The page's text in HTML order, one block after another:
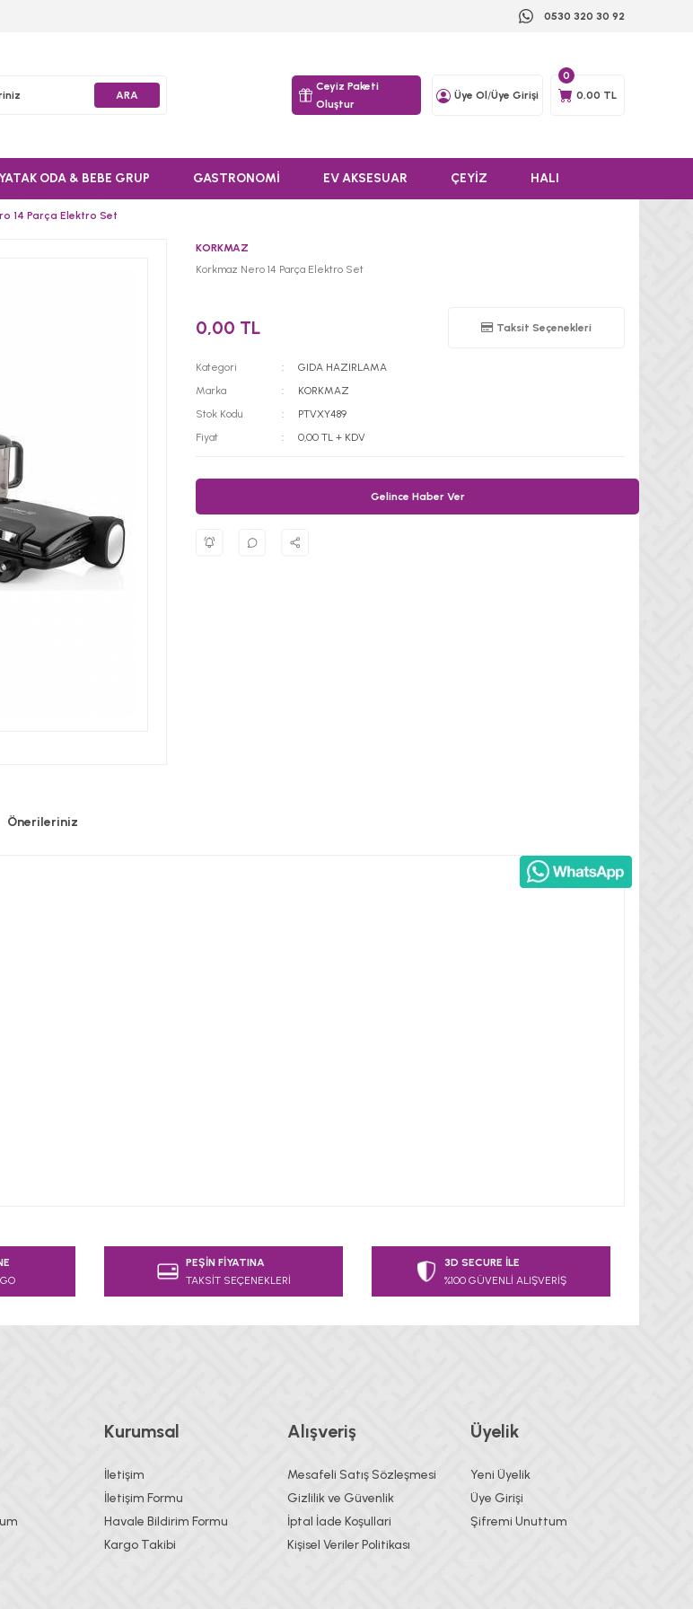
0530 320 30 92
ARA
Ceyiz Paketi
Oluştur
Üye Ol /Üye Girişi 0,00 TL
0
YATAK ODA & BEBE GRUP GASTRONOMİ EV AKSESUAR ÇEYİZ HALI
14 Parça Elektro Set
KORKMAZ
Korkmaz Nero 14 Parça Elektro Set
0,00 TL Taksit Seçenekleri
Kategori
GIDA HAZIRLAMA
Marka
KORKMAZ
Stok Kodu
PTVXY489
Fiyat
0,00 TL + KDV
Gelince Haber Ver
Önerileriniz
Bu ürüne ilk yorumu siz yapın!
Yorum Yaz
gördüğünüz noktaları öneri formunu kullanarak tarafımıza iletebilirsiniz.
Gönder
PEŞİN FİYATINA
TAKSİT SEÇENEKLERİ
3D SECURE İLE
%100 GÜVENLİ ALIŞVERİŞ
Kurumsal
İletişim
İletişim Formu
Havale Bildirim Formu
Kargo Takibi
Alışveriş
Mesafeli Satış Sözleşmesi
Gizlilik ve Güvenlik
İptal İade Koşullari
Kişisel Veriler Politikası
Üyelik
Yeni Üyelik
Üye Girişi
Şifremi Unuttum